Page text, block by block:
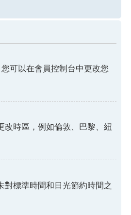
可以在會員控制台中更改您
改時區，例如倫敦、巴黎、紐
對標準時間和日光節約時間之